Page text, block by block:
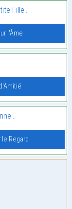
Fille…
l'Âme
Regard